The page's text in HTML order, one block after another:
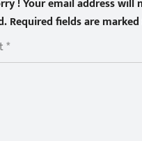
! Your email address will
Required fields are
*